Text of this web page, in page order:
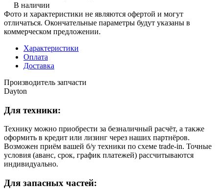
В наличии
Фото и характеристики не являются офертой и могут
отличаться. Окончательные параметры будут указаны в
коммерческом предложении.
Характеристики
Оплата
Доставка
Производитель запчасти
Dayton
Для техники:
Технику можно приобрести за безналичный расчёт, а также
оформить в кредит или лизинг через наших партнёров.
Возможен приём вашей б/у техники по схеме trade-in. Точные
условия (аванс, срок, график платежей) рассчитываются
индивидуально.
Для запасных частей: